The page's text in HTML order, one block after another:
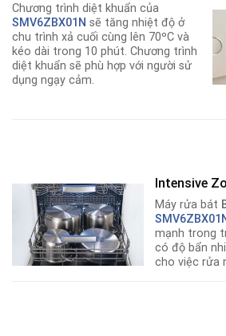
Chương trình diệt khuẩn của
SMV6ZBX01N sẽ tăng nhiệt độ ở
chu trình xả cuối cùng lên 70ºC và
kéo dài trong 10 phút. Chương trình
diệt khuẩn sẽ phù hợp với người sử
dụng ngạy cảm.
Intensive
Máy rửa bát
mạnh trong
có độ bẩn
cho việc rửa